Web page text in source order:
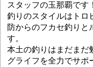
スタッフの玉那覇です！
釣りのスタイルはトロ
防からのフカセ釣りと
す。
本土の釣りはまだまだ
グライフを全力でサポ